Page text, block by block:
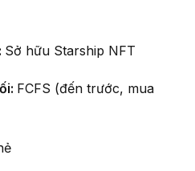
Sở hữu Starship NFT
FCFS (đến trước, mua